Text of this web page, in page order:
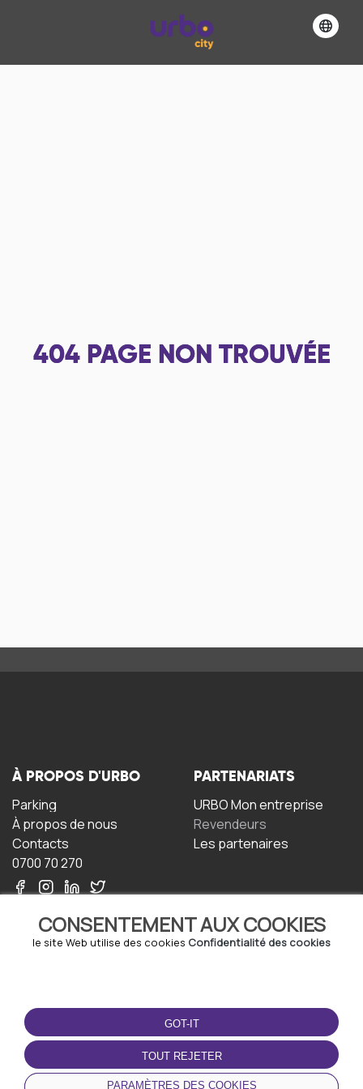
404 PAGE NON TROUVÉE
CONSENTEMENT AUX COOKIES
le site Web utilise des cookies Confidentialité des cookies
GOT-IT
TOUT REJETER
PARAMÈTRES DES COOKIES
À PROPOS D'URBO
Parking
À propos de nous
Contacts
0700 70 270
PARTENARIATS
URBO Mon entreprise
Revendeurs
Les partenaires
TERMS-OF-USE
Termes et conditions
Politique de confidentialité
Politique relative aux
cookies
TÉLÉCHARGEZ
L'APPLICATION